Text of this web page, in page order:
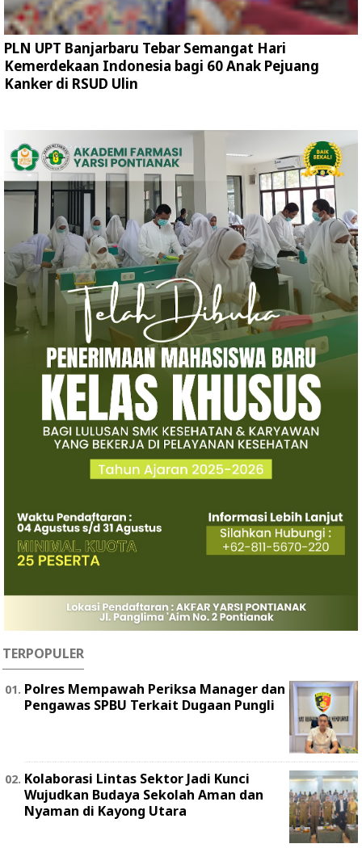
PLN UPT Banjarbaru Tebar Semangat Hari
Kemerdekaan Indonesia bagi 60 Anak Pejuang
Kanker di RSUD Ulin
TERPOPULER
Polres Mempawah Periksa Manager dan
Pengawas SPBU Terkait Dugaan Pungli
Kolaborasi Lintas Sektor Jadi Kunci
Wujudkan Budaya Sekolah Aman dan
Nyaman di Kayong Utara